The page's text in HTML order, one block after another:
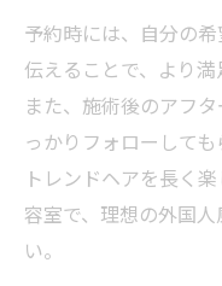
予約時には、自分の
伝えることで、より満
また、施術後のアフ
っかりフォローして
トレンドヘアを長く
容室で、理想の外国
い。